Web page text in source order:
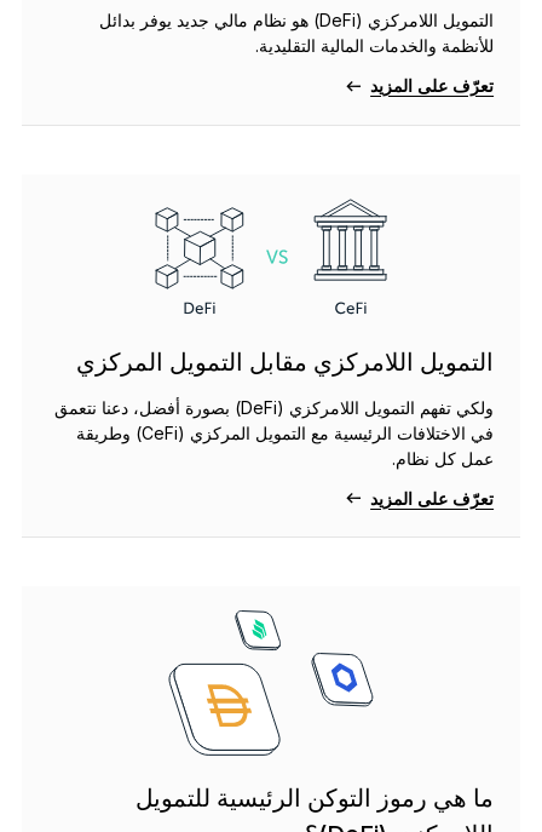
الملحقات
حلول الاسترداد
إصدارات محدودة
مقارنة أجهزة توقيع Ledger
التمويل اللامركزي (DeFi) هو نظام مالي جديد يوفر بدائل
للأنظمة والخدمات المالية التقليدية.
تعرّف على المزيد
التمويل اللامركزي مقابل التمويل المركزي
ولكي تفهم التمويل اللامركزي (DeFi) بصورة أفضل، دعنا نتعمق
في الاختلافات الرئيسية مع التمويل المركزي (CeFi) وطريقة
عمل كل نظام.
تعرّف على المزيد
ما هي رموز التوكن الرئيسية للتمويل